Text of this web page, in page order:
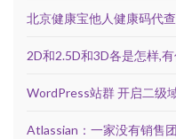
北京健康宝他人健康码代
2D和2.5D和3D各是怎样,
WordPress站群 开启二级
Atlassian：一家没有销售